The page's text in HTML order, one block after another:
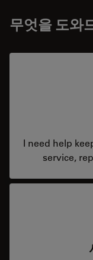
무엇을 도와
I need help
service,